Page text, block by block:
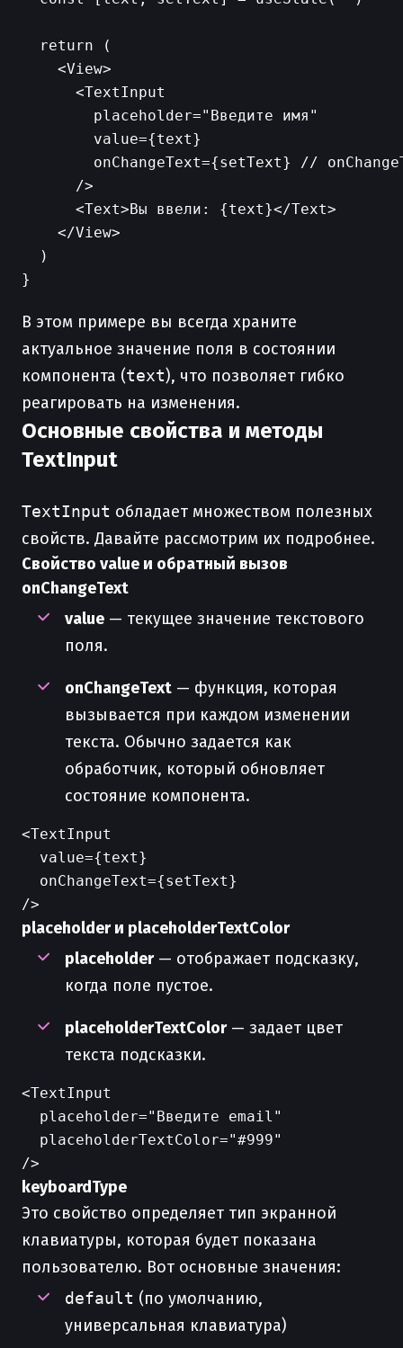
  return (
    <View>
      <TextInput
        placeholder="Введите имя"
        value={text}
onChangeText={setText} //
      />
      <Text>Вы ввели: {text}</Text>
    </View>
  )
В этом примере вы всегда храните
актуальное значение поля в состоянии
компонента (text), что позволяет гибко
реагировать на изменения.
Основные свойства и методы
TextInput
TextInput обладает множеством полезных
свойств. Давайте рассмотрим их подробнее.
Свойство value и обратный вызов
onChangeText
value — текущее значение текстового
поля.
onChangeText — функция, которая
вызывается при каждом изменении
текста. Обычно задается как
обработчик, который обновляет
состояние компонента.
<TextInput
  value={text}
  onChangeText={setText}
placeholder и placeholderTextColor
placeholder— отображает подсказку,
когда поле пустое.
placeholderTextColor— задает цвет
текста подсказки.
<TextInput
  placeholder="Введите email"
  placeholderTextColor="#999"
keyboardType
Это свойство определяет тип экранной
клавиатуры, которая будет показана
пользователю. Вот основные значения:
default (по умолчанию,
универсальная клавиатура)